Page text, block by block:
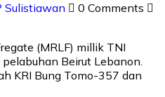
Sulistiawan
0 Comments
(MRLF) millik TNI
Beirut Lebanon.
KRI Bung Tomo-357 dan